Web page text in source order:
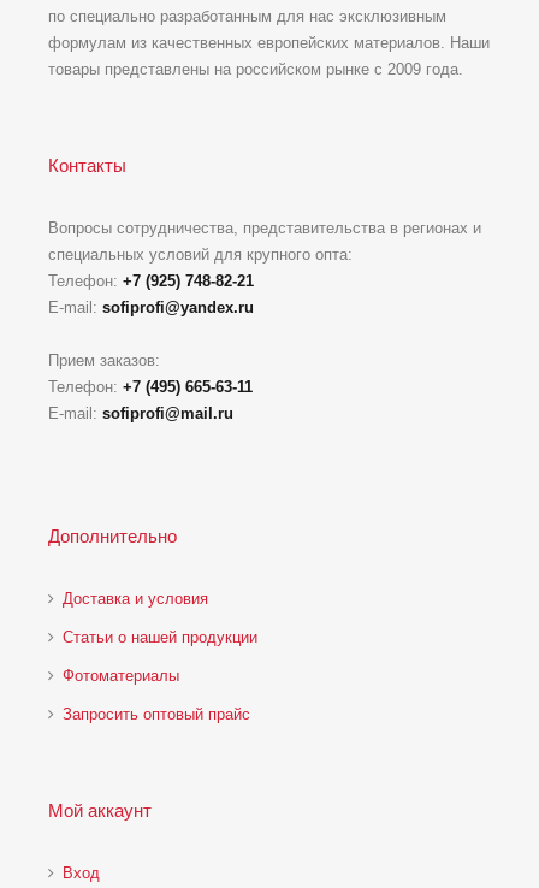
по специально разработанным для нас эксклюзивным
формулам из качественных европейских материалов. Наши
товары представлены на российском рынке с 2009 года.
Контакты
Вопросы сотрудничества, представительства в регионах и
специальных условий для крупного опта:
Телефон: +7 (925) 748-82-21
E-mail: sofiprofi@yandex.ru
Прием заказов:
Телефон: +7 (495) 665-63-11
E-mail: sofiprofi@mail.ru
Дополнительно
Доставка и условия
Статьи о нашей продукции
Фотоматериалы
Запросить оптовый прайс
Мой аккаунт
Вход